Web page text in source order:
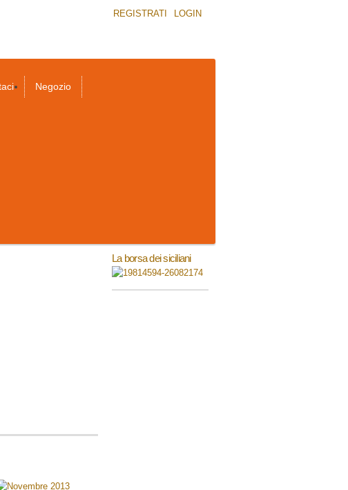
REGISTRATI LOGIN
Negozio
La borsa dei siciliani